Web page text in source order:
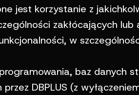
jest korzystanie z
zakłócających
w
baz danych
przez DBPLUS (z